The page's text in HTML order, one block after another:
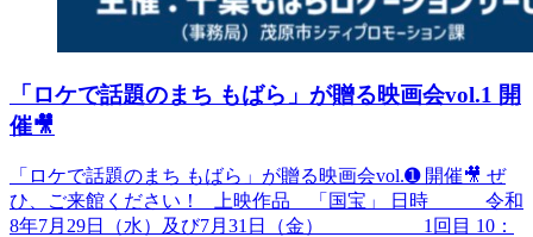
「ロケで話題のまち もばら」が贈る映画会vol.1 開
催🎥
「ロケで話題のまち もばら」が贈る映画会vol.➊ 開催🎥 ぜ
ひ、ご来館ください！ 上映作品 「国宝」 日時 令和
8年7月29日（水）及び7月31日（金） 1回目 10：